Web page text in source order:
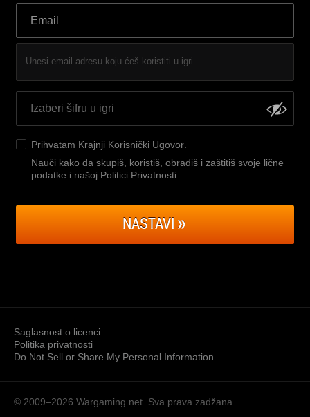
Unesi email adresu koju ćeš koristiti u igri.
Prihvatam Krajnji Korisnički Ugovor
Nauči kako da skupiš, koristiš, obradiš i zaštitiš svoje lične
podatke i našoj Politici Privatnosti
NASTAVI
Saglasnost o licenci
Politika privatnosti
Do Not Sell or Share My Personal Information
© 2009–2026 Wargaming.net. Sva prava zadžana.